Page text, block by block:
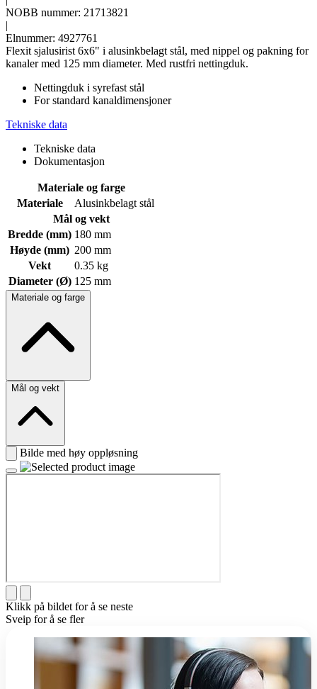
NOBB nummer: 21713821
|
Elnummer: 4927761
Flexit sjalusirist 6x6" i alusinkbelagt stål, med nippel og pakning for
kanaler med 125 mm diameter. Med rustfri nettingduk.
Nettingduk i syrefast stål
For standard kanaldimensjoner
Tekniske data
Tekniske data
Dokumentasjon
Materiale og farge
Materiale
Alusinkbelagt stål
Mål og vekt
Bredde (mm) 180 mm
Høyde (mm) 200 mm
Vekt
0.35 kg
Diameter (Ø) 125 mm
Materiale og farge
Mål og vekt
Bilde med høy oppløsning
Klikk på bildet for å se neste
Sveip for å se fler